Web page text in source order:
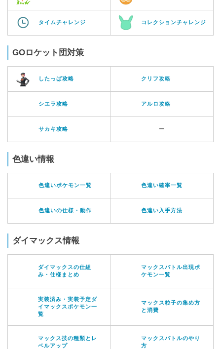
タイムチャレンジ コレクションチャレンジ
GOロケット団対策
したっぱ攻略 クリフ攻略
シエラ攻略 アルロ攻略
サカキ攻略 ー
色違い情報
色違いポケモン一覧 色違い確率一覧
色違いの仕様・動作 色違い入手方法
ダイマックス情報
ダイマックスの仕組
み・仕様まとめ
マックスバトル出現ポ
ケモン一覧
実装済み・実装予定ダ
イマックスポケモン一
覧
マックス粒子の集め方
と消費
マックス技の種類とレ
ベルアップ
マックスバトルのやり
方